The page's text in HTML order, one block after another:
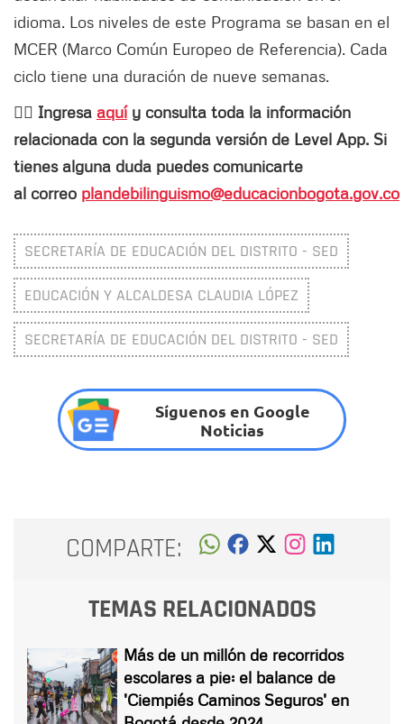
idioma. Los niveles de este Programa se basan en el
MCER (Marco Común Europeo de Referencia). Cada
ciclo tiene una duración de nueve semanas.
👉🏻 Ingresa aquíy consulta toda la información
relacionada con la segunda versión de Level App. Si
tienes alguna duda puedes comunicarte
al correo plandebilinguismo@educacionbogota.gov.co
SECRETARÍA DE EDUCACIÓN DEL DISTRITO - SED
EDUCACIÓN Y ALCALDESA CLAUDIA LÓPEZ
SECRETARÍA DE EDUCACIÓN DEL DISTRITO - SED
Síguenos en Google
Noticias
COMPARTE:
TEMAS RELACIONADOS
Más de un millón de recorridos
escolares a pie: el balance de
'Ciempiés Caminos Seguros' en